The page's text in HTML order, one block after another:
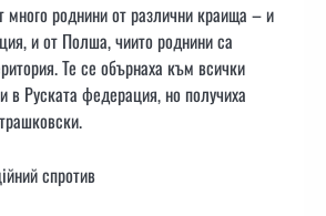
много роднини от различни краища – и
и от Полша, чиито роднини са
Те се обърнаха към всички
в Руската федерация, но получиха
спротив